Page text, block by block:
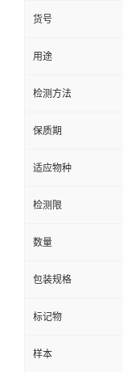
货号
用途
检测方法
保质期
适应物种
检测限
数量
包装规格
标记物
样本